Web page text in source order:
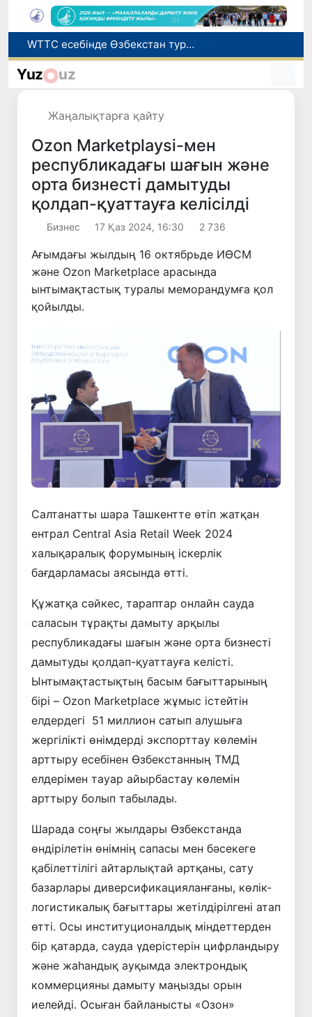
Мүмкіндігі шектеулі талапкерлерге қабылдау емтихандарында қосымша уақыт беріледі
Беларусьтен Өзбекстанға екінші тікелей жүк пойызы жөнелтілді
Yuz uz
Жаңалықтарға қайту
Ozon Marketplaysi-мен
республикадағы шағын және
орта бизнесті дамытуды
қолдап-қуаттауға келісілді
Бизнес 17 Қаз 2024, 16:30 2 736
Ағымдағы жылдың 16 октябрьде ИӨСМ
және Ozon Marketplace арасында
ынтымақтастық туралы меморандумға қол
қойылды.
Салтанатты шара Ташкентте өтіп жатқан
ентрал Central Asia Retail Week 2024
халықаралық форумының іскерлік
бағдарламасы аясында өтті.
Құжатқа сәйкес, тараптар онлайн сауда
саласын тұрақты дамыту арқылы
республикадағы шағын және орта бизнесті
дамытуды қолдап-қуаттауға келісті.
Ынтымақтастықтың басым бағыттарының
бірі – Ozon Marketplace жұмыс істейтін
елдердегі 51 миллион сатып алушыға
жергілікті өнімдерді экспорттау көлемін
арттыру есебінен Өзбекстанның ТМД
елдерімен тауар айырбастау көлемін
арттыру болып табылады.
Шарада соңғы жылдары Өзбекстанда
өндiрiлетiн өнiмнiң сапасы мен бәсекеге
қабiлеттiлiгi айтарлықтай артқаны, сату
базарлары диверсификацияланғаны, көлiк-
логистикалық бағыттары жетiлдiрiлгенi атап
өттi. Осы институционалдық міндеттерден
бір қатарда, сауда үдерістерін цифрландыру
және жаһандық ауқымда электрондық
коммерцияны дамыту маңызды орын
иелейді. Осыған байланысты «Озон»